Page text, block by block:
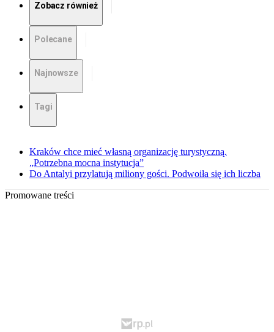
Zobacz również
Polecane
Najnowsze
Tagi
Kraków chce mieć własną organizację turystyczną.
„Potrzebna mocna instytucja”
Do Antalyi przylatują miliony gości. Podwoiła się ich liczba
Promowane treści